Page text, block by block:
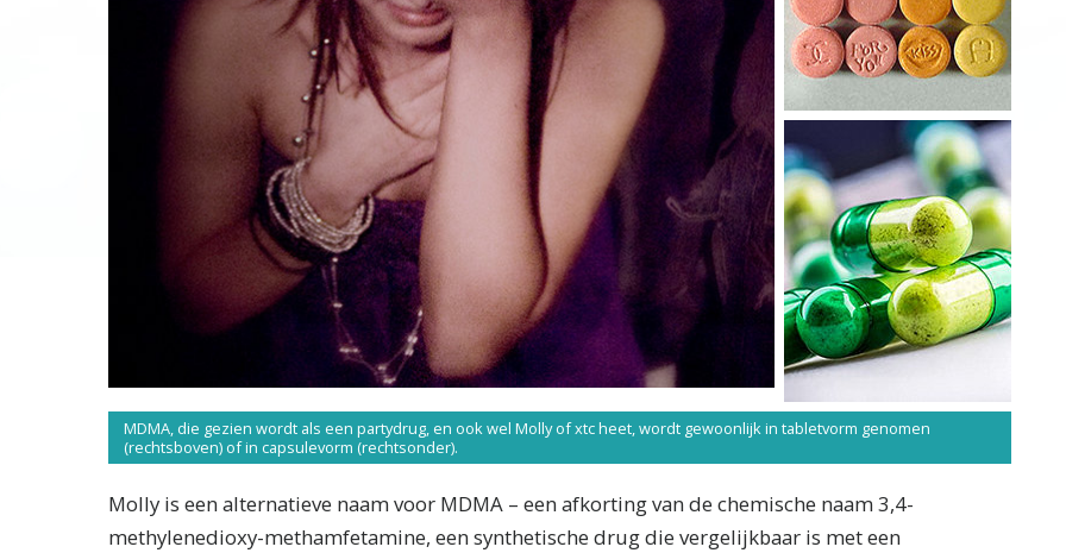
MDMA, die gezien wordt als een partydrug, en ook wel Molly of xtc heet, wordt gewoonlijk in tabletvorm genomen
(rechtsboven) of in capsulevorm (rechtsonder).
Molly is een alternatieve naam voor MDMA – een afkorting van de chemische naam 3,4-
methylenedioxy-methamfetamine, een synthetische drug die vergelijkbaar is met een